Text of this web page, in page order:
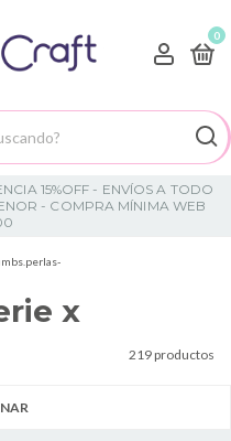
0
15%OFF - ENVÍOS A TODO
- COMPRA MÍNIMA WEB
x
219 productos